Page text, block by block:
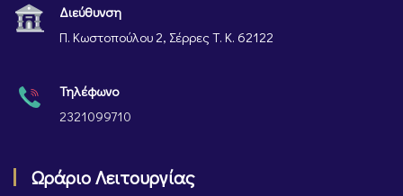
Διεύθυνση
Π. Κωστοπούλου 2, Σέρρες Τ. Κ. 62122
Τηλέφωνο
2321099710
Ωράριο Λειτουργίας